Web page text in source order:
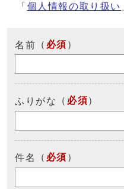
「 個人情報の取り扱い
名前 （ 必須 ）
ふりがな （ 必須）
件名 （ 必須 ）